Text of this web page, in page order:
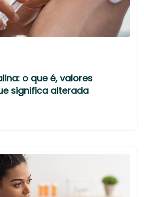
o que é, valores
significa alterada